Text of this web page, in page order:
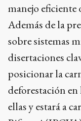
manejo eficiente
Además de la
sobre sistemas
disertaciones
posicionar la
deforestación
ellas y estará a